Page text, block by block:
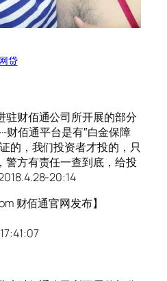
贷
驻财佰通公司所开展的部分
财佰通平台是有″白金保障
的，我们投资者才投的，只
警方有责任一查到底，给投
2018.4.28-20:14
财佰通官网发布】